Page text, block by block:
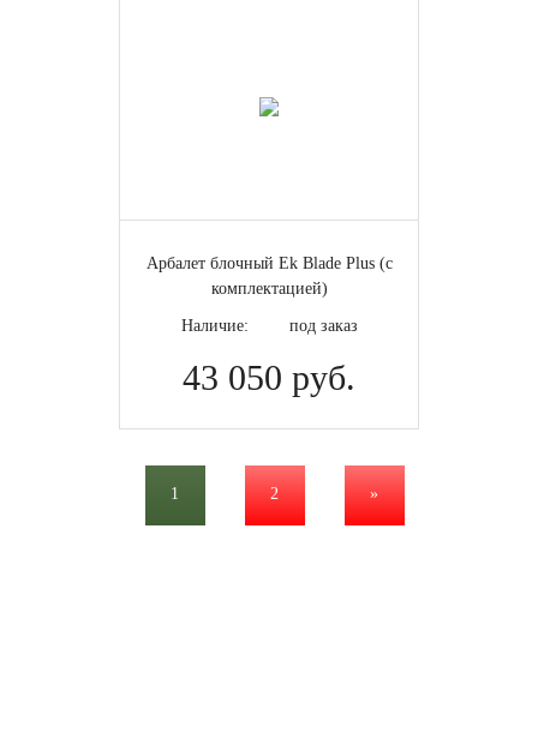
Арбалет блочный Ek Blade Plus (с
комплектацией)
Наличие: под заказ
43 050 руб.
1 2 »